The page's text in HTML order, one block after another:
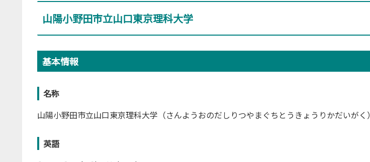
山陽小野田市立山口東京理科大学
基本情報
名称
山陽小野田市立山口東京理科大学（さんようおのだしりつやまぐちとうきょうりかだいがく）
英語